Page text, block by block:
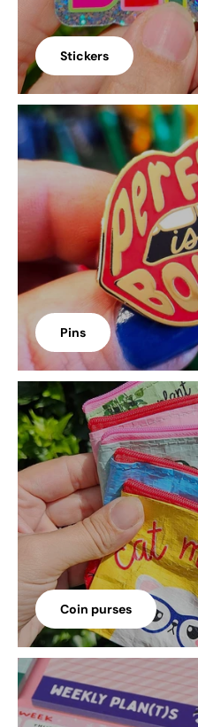
Stickers
Pins
Coin purses